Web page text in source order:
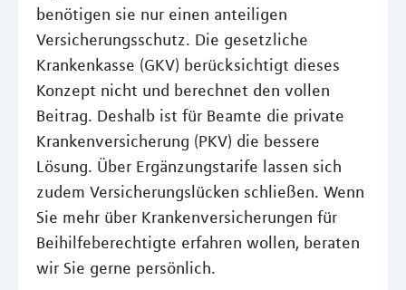
benötigen sie nur einen anteiligen
Versicherungsschutz. Die gesetzliche
Krankenkasse (GKV) berücksichtigt dieses
Konzept nicht und berechnet den vollen
Beitrag. Deshalb ist für Beamte die private
Krankenversicherung (PKV) die bessere
Lösung. Über Ergänzungstarife lassen sich
zudem Versicherungslücken schließen. Wenn
Sie mehr über Krankenversicherungen für
Beihilfeberechtigte erfahren wollen, beraten
wir Sie gerne persönlich.